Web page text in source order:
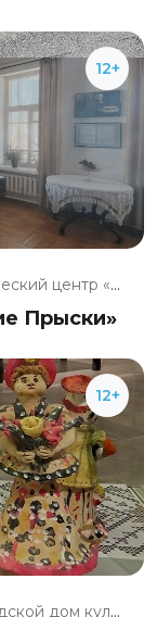
12+
Музейно-краеведческий центр «Д...
Прыски»
12+
Козельский городской дом культ...